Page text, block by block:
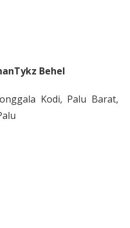
Behel
Kodi, Palu Barat,